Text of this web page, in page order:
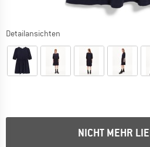
Detailansichten
NICHT MEHR